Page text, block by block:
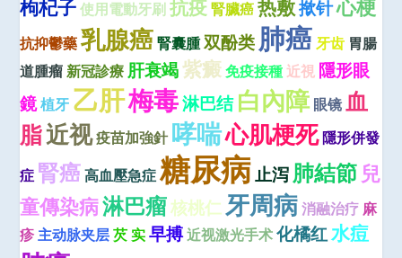
枸杞子 使用電動牙刷 抗疫 腎臟癌 热敷揿针心梗
抗抑鬱藥 乳腺癌 腎囊腫双酚类肺癌 牙齿 胃腸
道腫瘤 新冠診療 肝衰竭紫癜 免疫接種近視 隱形眼
鏡植牙 乙肝梅毒淋巴结 白內障 眼镜 血
脂近视疫苗加強針 哮喘心肌梗死隱形併發
症 腎癌 高血壓急症糖尿病止泻肺結節兒
童傳染病淋巴瘤核桃仁牙周病 消融治疗 麻
疹 主动脉夹层 芡 实 早搏近视激光手术 化橘红水痘